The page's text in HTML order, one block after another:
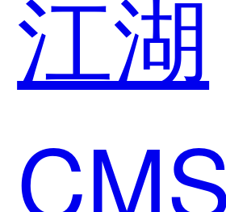
周期
江湖